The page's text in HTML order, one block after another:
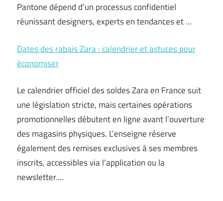
Pantone dépend d’un processus confidentiel
réunissant designers, experts en tendances et …
Dates des rabais Zara : calendrier et astuces pour
économiser
Le calendrier officiel des soldes Zara en France suit
une législation stricte, mais certaines opérations
promotionnelles débutent en ligne avant l’ouverture
des magasins physiques. L’enseigne réserve
également des remises exclusives à ses membres
inscrits, accessibles via l’application ou la
newsletter.…